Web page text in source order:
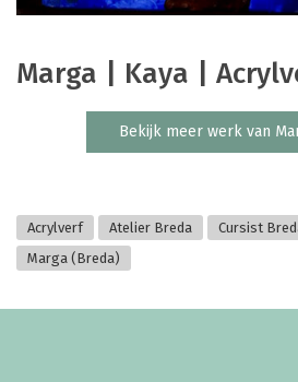
Marga | Kaya |
Bekijk meer werk van
Acrylverf Atelier Breda Cursist
Marga (Breda)